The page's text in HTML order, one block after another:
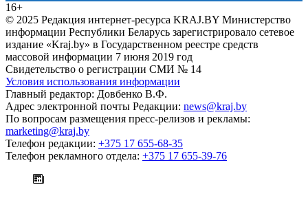
16+
© 2025 Редакция интернет-ресурса KRAJ.BY Министерство
информации Республики Беларусь зарегистрировало сетевое
издание «Kraj.by» в Государственном реестре средств
массовой информации 7 июня 2019 год
Свидетельство о регистрации СМИ № 14
Условия использования информации
Главный редактор: Довбенко В.Ф.
Адрес электронной почты Редакции: news@kraj.by
По вопросам размещения пресс-релизов и рекламы:
marketing@kraj.by
Телефон редакции: +375 17 655-68-35
Телефон рекламного отдела: +375 17 655-39-76